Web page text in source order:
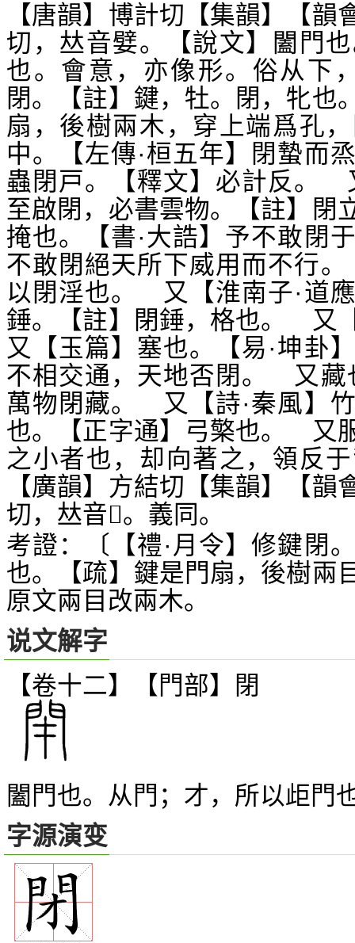
【唐韻】博計切【集韻】【
切， 𠀤音嬖。【說文】闔門
也。會意，亦像形。俗从下
閉。【註】鍵，牡。閉，牝也
扇，後樹兩木，穿上端爲孔
中。【左傳·桓五年】閉蟄而
蟲閉戸。【釋文】必計反。
至啟閉，必書雲物。【註】
掩也。【書·大誥】予不敢閉
不敢閉絕天所下威用而不行
以閉淫也。 又【淮南子·道
錘。【註】閉錘，格也。
又【玉篇】塞也。【易·坤卦
不相交通，天地否閉。 又藏
萬物閉藏。 又【詩·秦風】
也。【正字通】弓檠也。 又
之小者也，却向著之，領反
【廣韻】方結切【集韻】【
切， 𠀤音𪔀。義同。
考證：〔【禮·月令】修鍵閉
也。【疏】鍵是門扇，後樹
原文兩目改兩木。
说文解字
【卷十二】【門部】 閉
闔門也。从門；才，所以歫門
字源演变